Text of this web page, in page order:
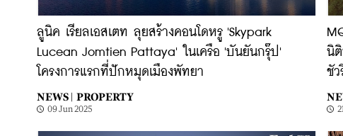
​ลูนิค เรียลเอสเตท ลุยสร้างคอนโดหรู 'Skypark
Lucean Jomtien Pattaya' ในเครือ 'บันยันกรุ๊ป'
โครงการแรกที่ปักหมุดเมืองพัทยา
NEWS | PROPERTY
09 Jun 2025
นิติ
ชัว